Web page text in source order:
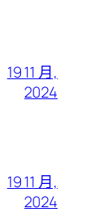
19 11 月,
2024
19 11 月,
2024